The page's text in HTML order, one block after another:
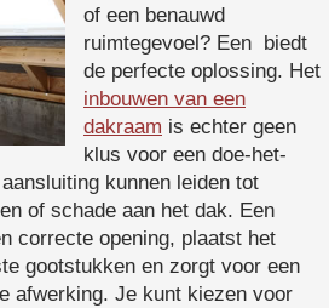
of een benauwd
ruimtegevoel? Een biedt
de perfecte oplossing. Het
inbouwen van een
dakraam is echter geen
klus voor een doe-het-
kunnen leiden tot
of schade aan het dak. Een
correcte opening, plaatst het
gootstukken en zorgt voor een
afwerking. Je kunt kiezen voor